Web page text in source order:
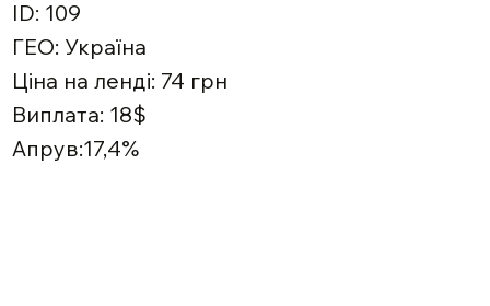
ID: 109
ГЕО: Україна
Ціна на ленді: 74 грн
Виплата: 18$
Апрув:17,4%